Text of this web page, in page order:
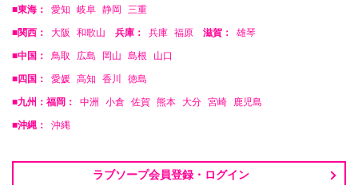
■東海： 愛知 岐阜 静岡 三重
■関西： 大阪 和歌山 兵庫： 兵庫 福原 滋賀： 雄琴
■中国： 鳥取 広島 岡山 島根 山口
■四国： 愛媛 高知 香川 徳島
■九州：福岡： 中洲 小倉 佐賀 熊本 大分 宮崎 鹿児島
■沖縄： 沖縄
ラブソープ会員登録・ログイン